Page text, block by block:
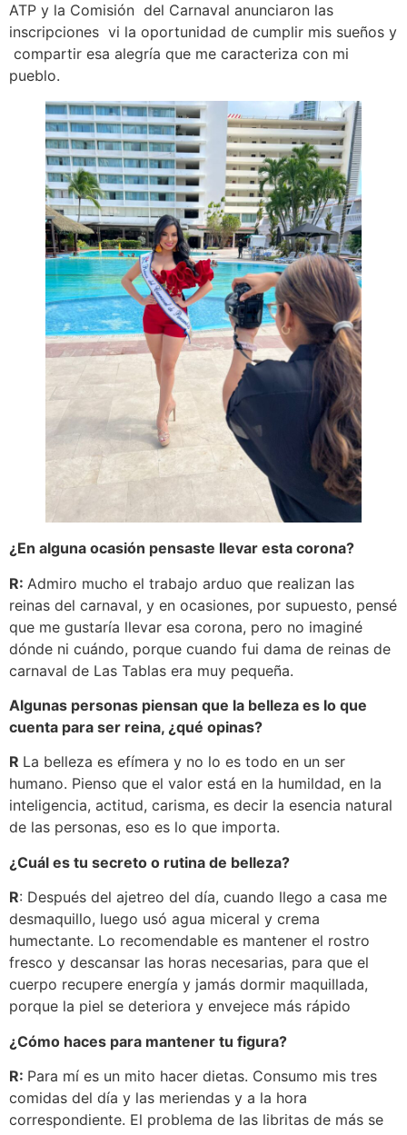
ATP y la Comisión del Carnaval anunciaron las
inscripciones vi la oportunidad de cumplir mis sueños y
compartir esa alegría que me caracteriza con mi
pueblo.
¿En alguna ocasión pensaste llevar esta corona?
R: Admiro mucho el trabajo arduo que realizan las
reinas del carnaval, y en ocasiones, por supuesto, pensé
que me gustaría llevar esa corona, pero no imaginé
dónde ni cuándo, porque cuando fui dama de reinas de
carnaval de Las Tablas era muy pequeña.
Algunas personas piensan que la belleza es lo que
cuenta para ser reina, ¿qué opinas?
R La belleza es efímera y no lo es todo en un ser
humano. Pienso que el valor está en la humildad, en la
inteligencia, actitud, carisma, es decir la esencia natural
de las personas, eso es lo que importa.
¿Cuál es tu secreto o rutina de belleza?
R: Después del ajetreo del día, cuando llego a casa me
desmaquillo, luego usó agua miceral y crema
humectante. Lo recomendable es mantener el rostro
fresco y descansar las horas necesarias, para que el
cuerpo recupere energía y jamás dormir maquillada,
porque la piel se deteriora y envejece más rápido
¿Cómo haces para mantener tu figura?
R: Para mí es un mito hacer dietas. Consumo mis tres
comidas del día y las meriendas y a la hora
correspondiente. El problema de las libritas de más se